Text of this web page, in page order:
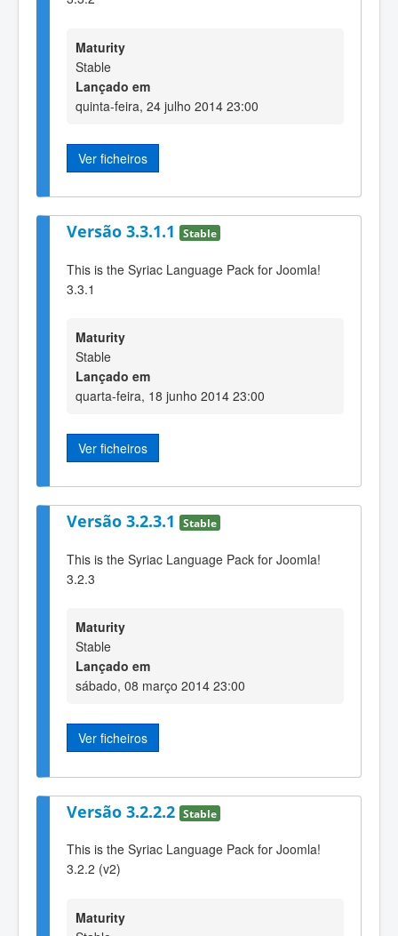
Maturity
Stable
Lançado em
quinta-feira, 24 julho 2014 23:00
Ver ficheiros
Versão 3.3.1.1 Stable
This is the Syriac Language Pack for Joomla!
3.3.1
Maturity
Stable
Lançado em
quarta-feira, 18 junho 2014 23:00
Ver ficheiros
Versão 3.2.3.1 Stable
This is the Syriac Language Pack for Joomla!
3.2.3
Maturity
Stable
Lançado em
sábado, 08 março 2014 23:00
Ver ficheiros
Versão 3.2.2.2 Stable
This is the Syriac Language Pack for Joomla!
3.2.2 (v2)
Maturity